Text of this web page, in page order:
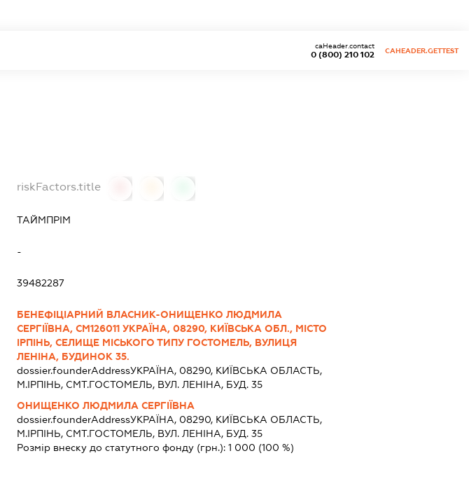
0 (800) 210 102
caHeader.contact
CAHEADER.GETTEST
riskFactors.title
ТАЙМПРІМ
-
39482287
БЕНЕФІЦІАРНИЙ ВЛАСНИК-ОНИЩЕНКО ЛЮДМИЛА
СЕРГІЇВНА, СМ126011 УКРАЇНА, 08290, КИЇВСЬКА ОБЛ., МІСТО
ІРПІНЬ, СЕЛИЩЕ МІСЬКОГО ТИПУ ГОСТОМЕЛЬ, ВУЛИЦЯ
ЛЕНІНА, БУДИНОК 35.
dossier.founderAddressУКРАЇНА, 08290, КИЇВСЬКА ОБЛАСТЬ,
М.ІРПІНЬ, СМТ.ГОСТОМЕЛЬ, ВУЛ. ЛЕНІНА, БУД. 35
ОНИЩЕНКО ЛЮДМИЛА СЕРГІЇВНА
dossier.founderAddressУКРАЇНА, 08290, КИЇВСЬКА ОБЛАСТЬ,
М.ІРПІНЬ, СМТ.ГОСТОМЕЛЬ, ВУЛ. ЛЕНІНА, БУД. 35
Розмір внеску до статутного фонду (грн.): 1 000 (100 %)